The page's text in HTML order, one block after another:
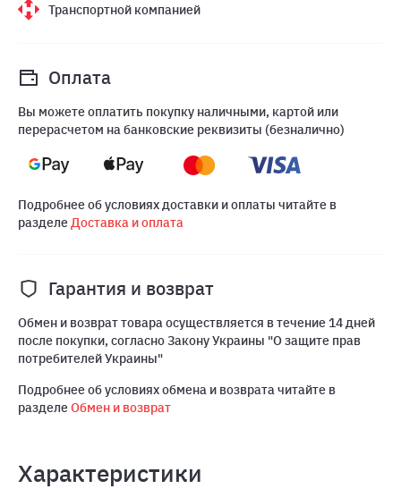
Транспортной компанией
Оплата
Вы можете оплатить покупку наличными, картой или
перерасчетом на банковские реквизиты (безналично)
Подробнее об условиях доставки и оплаты читайте в
разделеДоставка и оплата
Гарантия и возврат
Обмен и возврат товара осуществляется в течение 14 дней
после покупки, согласно Закону Украины "О защите прав
потребителей Украины"
Подробнее об условиях обмена и возврата читайте в
разделеОбмен и возврат
Характеристики